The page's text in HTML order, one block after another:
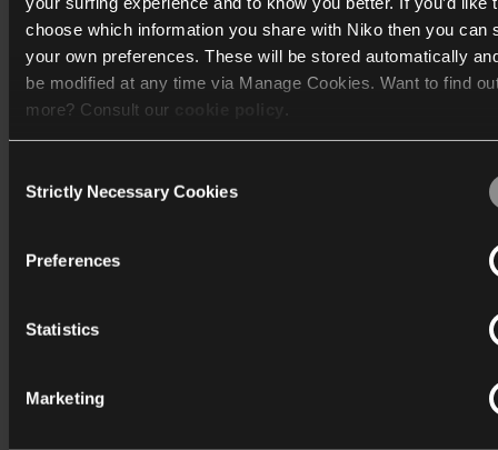
choose which information you share with Niko then you can
your own preferences. These will be stored automatically
be modified at any time via Manage Cookies. Want to find
more? Consult our
We work with40 third parties
who may receive and
Selection
Strictly Necessary Cookies
Preferences
Statistics
Marketing
Ihrer integrierten Lösungen zu maximieren.
Zum Niko Guide
elektrischen Geräte zu steuern, sodass Sie sich